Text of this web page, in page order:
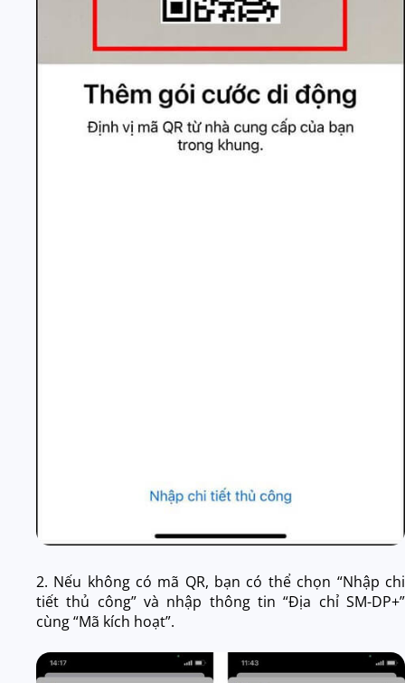
2. Nếu không có mã QR, bạn có thể chọn “Nhập chi
tiết thủ công” và nhập thông tin “Địa chỉ SM-DP+”
cùng “Mã kích hoạt”.